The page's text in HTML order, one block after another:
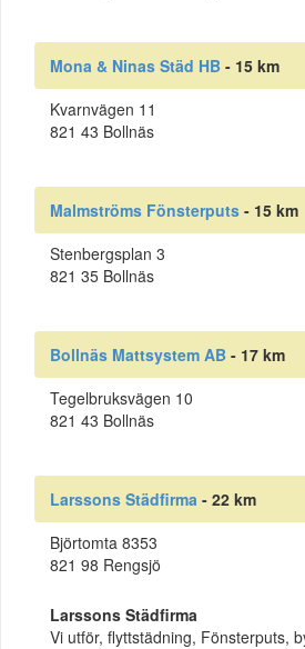
Mona & Ninas Städ HB - 15 km
Kvarnvägen 11
821 43 Bollnäs
Malmströms Fönsterputs - 15 km
Stenbergsplan 3
821 35 Bollnäs
Bollnäs Mattsystem AB - 17 km
Tegelbruksvägen 10
821 43 Bollnäs
Larssons Städfirma - 22 km
Björtomta 8353
821 98 Rengsjö
Larssons Städfirma
Vi utför, flyttstädning, Fönsterputs,